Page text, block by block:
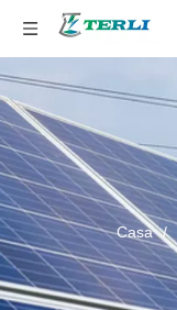
Casa /